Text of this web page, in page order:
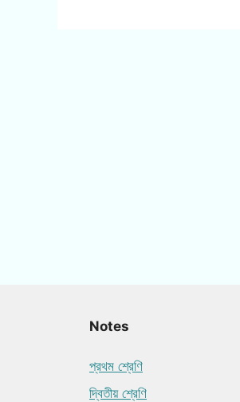
Notes
প্রথম শ্রেণি
দ্বিতীয় শ্রেণি